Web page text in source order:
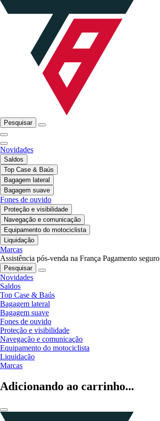
Pesquisar
Novidades
Saldos
Top Case & Baús
Bagagem lateral
Bagagem suave
Fones de ouvido
Proteção e visibilidade
Navegação e comunicação
Equipamento do motociclista
Liquidação
Marcas
Assistência pós-venda na França Pagamento seguro
Pesquisar
Novidades
Saldos
Top Case & Baús
Bagagem lateral
Bagagem suave
Fones de ouvido
Proteção e visibilidade
Navegação e comunicação
Equipamento do motociclista
Liquidação
Marcas
Adicionando ao carrinho...